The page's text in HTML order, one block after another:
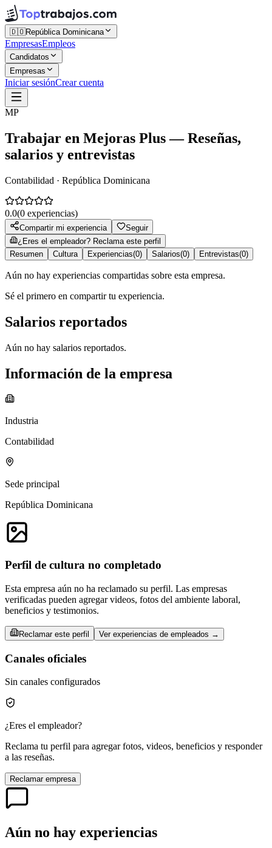
🇩🇴República Dominicana
EmpresasEmpleos
Candidatos
Empresas
Iniciar sesiónCrear cuenta
MP
Trabajar en Mejoras Plus— Reseñas,
salarios y entrevistas
Contabilidad · República Dominicana
0.0(0 experiencias)
Compartir mi experiencia
Seguir
¿Eres el empleador? Reclama este perfil
Resumen
Cultura Experiencias(0) Salarios(0) Entrevistas(0)
Aún no hay experiencias compartidas sobre esta empresa.
Sé el primero en compartir tu experiencia.
Salarios reportados
Aún no hay salarios reportados.
Información de la empresa
Industria
Contabilidad
Sede principal
República Dominicana
Perfil de cultura no completado
Esta empresa aún no ha reclamado su perfil. Las empresas
verificadas pueden agregar videos, fotos del ambiente laboral,
beneficios y testimonios.
Reclamar este perfil Ver experiencias de empleados →
Canales oficiales
Sin canales configurados
¿Eres el empleador?
Reclama tu perfil para agregar fotos, videos, beneficios y responder
a las reseñas.
Reclamar empresa
Aún no hay experiencias